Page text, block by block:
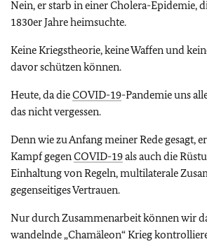
Nein, er starb in einer Cholera-Epidemie,
1830er Jahre heimsuchte.
Keine Kriegstheorie, keine Waffen und
davor schützen können.
Heute, da dieCOVID-19-Pandemie uns
das nicht vergessen.
Denn wie zu Anfang meiner Rede gesagt,
Kampf gegenCOVID-19als auch die
Einhaltung von Regeln, multilaterale
gegenseitiges Vertrauen.
Nur durch Zusammenarbeit können wir
wandelnde „Chamäleon“ Krieg